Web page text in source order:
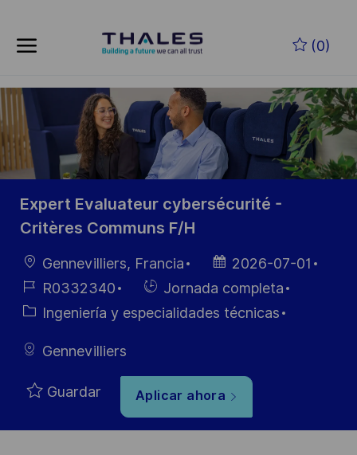
(0)
-
Expert Evaluateur cybersécurité -
Critères Communs F/H
Ubicación
Gennevilliers, Francia
Fecha de
publicación
2026-07-01
ID de
empleo
R0332340
Hiring
Type
Jornada completa
Categoría
Ingeniería y especialidades técnicas
Gennevilliers
Guardar Aplicar ahora